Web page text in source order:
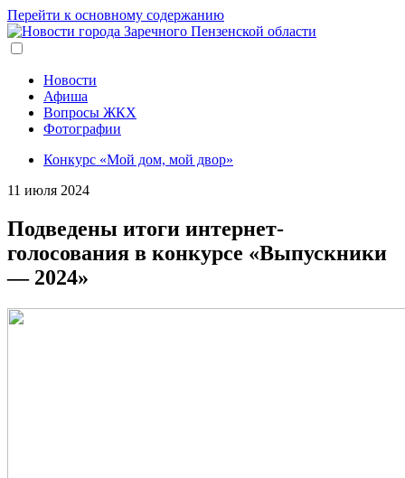
Перейти к основному содержанию
Новости
Афиша
Вопросы ЖКХ
Фотографии
Конкурс «Мой дом, мой двор»
11 июля 2024
Подведены итоги интернет-
голосования в конкурсе «Выпускники
— 2024»